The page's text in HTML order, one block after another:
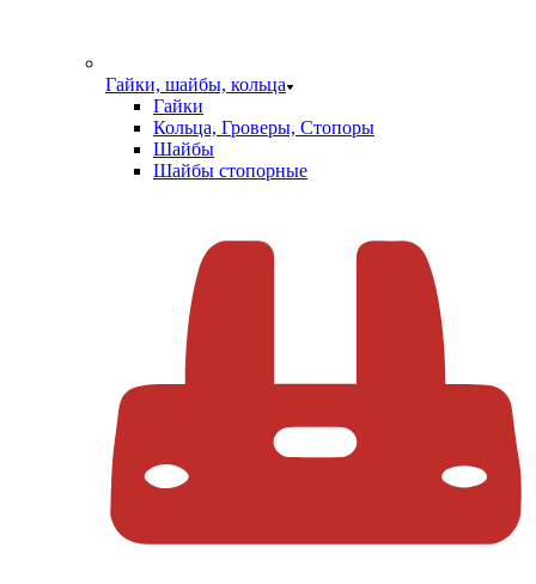
Гайки, шайбы, кольца
Гайки
Кольца, Гроверы, Стопоры
Шайбы
Шайбы стопорные